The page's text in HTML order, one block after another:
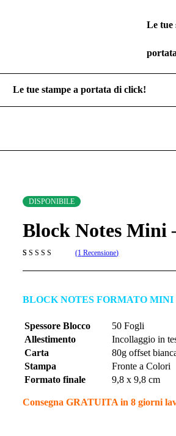
Le tue
Le tue stampe a portata di click!
DISPONIBILE
Block Notes Mini
Valutato
di
1
1 Recensione
BLOCK NOTES FORMATO MINI
Spessore Blocco
50 Fogli
Allestimento
Incollaggio in
Carta
80g offset
Stampa
Fronte a Colori
Formato finale
9,8 x 9,8 cm
Consegna GRATUITA in 8 giorni